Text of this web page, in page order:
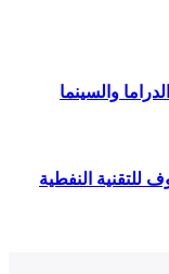
والسينما
النفطية